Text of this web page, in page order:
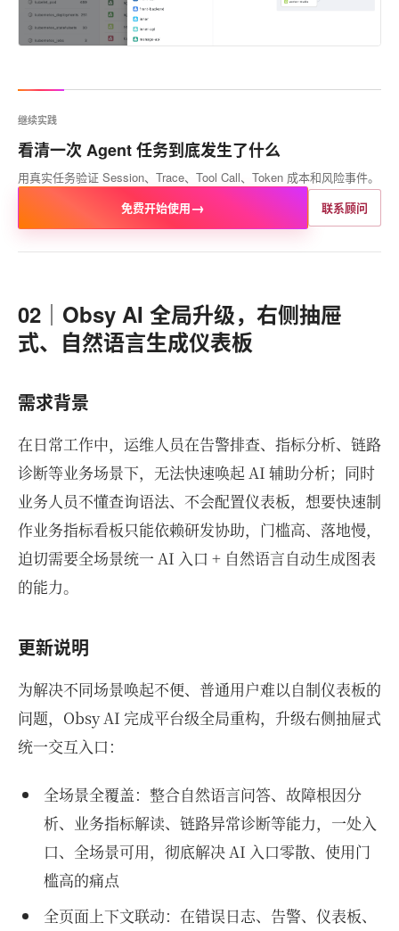
继续实践
看清一次 Agent 任务到底发生了什么
用真实任务验证 Session、Trace、Tool Call、Token 成本和风险事件。
免费开始使用→ 联系顾问
02｜Obsy AI 全局升级，右侧抽屉
式、自然语言生成仪表板
需求背景
在日常工作中，运维人员在告警排查、指标分析、链路
诊断等业务场景下，无法快速唤起 AI 辅助分析；同时
业务人员不懂查询语法、不会配置仪表板，想要快速制
作业务指标看板只能依赖研发协助，门槛高、落地慢，
迫切需要全场景统一 AI 入口 + 自然语言自动生成图表
的能力。
更新说明
为解决不同场景唤起不便、普通用户难以自制仪表板的
问题，Obsy AI 完成平台级全局重构，升级右侧抽屉式
统一交互入口：
全场景全覆盖：整合自然语言问答、故障根因分
析、业务指标解读、链路异常诊断等能力，一处入
口、全场景可用，彻底解决 AI 入口零散、使用门
槛高的痛点
全页面上下文联动：在错误日志、告警、仪表板、